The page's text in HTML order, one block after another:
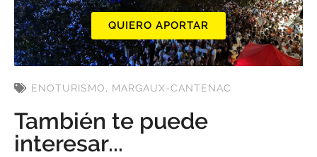
QUIERO APORTAR
ENOTURISMO, MARGAUX-CANTENAC
También te puede
interesar...